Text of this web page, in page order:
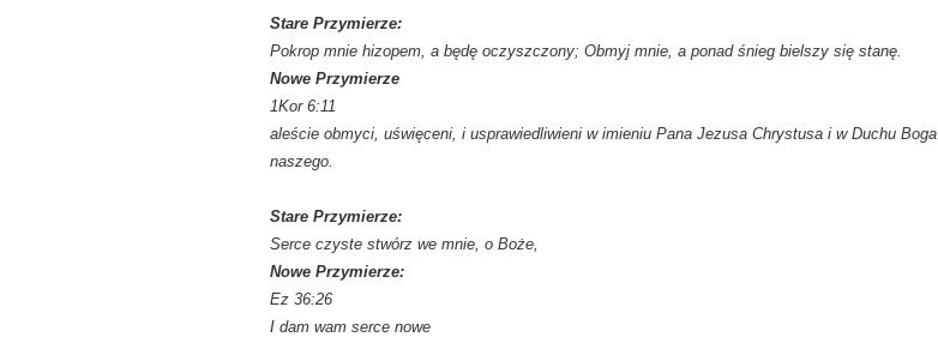
Stare Przymierze:
Pokrop mnie hizopem, a będę oczyszczony; Obmyj mnie, a ponad śnieg bielszy się stanę.
Nowe Przymierze
1Kor 6:11
aleście obmyci, uświęceni, i usprawiedliwieni w imieniu Pana Jezusa Chrystusa i w Duchu Boga
naszego.
Stare Przymierze:
Serce czyste stwórz we mnie, o Boże,
Nowe Przymierze:
Ez 36:26
I dam wam serce nowe